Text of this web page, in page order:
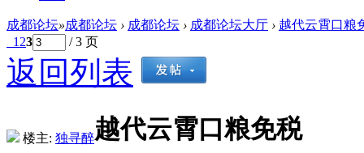
成都论坛»成都论坛 › 成都论坛 › 成都论坛大厅 › 越代云霄口粮
1 23 / 3 页
返回列表
楼主: 独寻醉越代云霄口粮免税